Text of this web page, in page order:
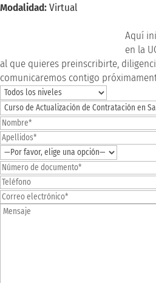
Modalidad:Virtual
Aquí
en la
al que quieres preinscribirte,
comunicaremos contigo